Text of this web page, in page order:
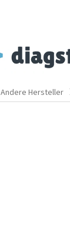
Andere Hersteller